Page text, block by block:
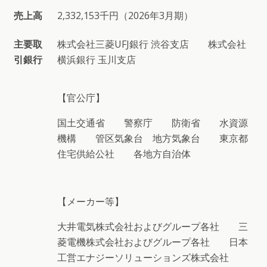
売上高 2,332,153千円（2026年3月期）
主要取
引銀行
株式会社三菱UFJ銀行 渋谷支店 株式会社
横浜銀行 玉川支店
【官公庁】
国土交通省 警察庁 防衛省 水資源
機構 管区気象台 地方気象台 東京都
住宅供給公社 各地方自治体
【メーカー等】
大井電気株式会社およびグループ各社 三
菱電機株式会社およびグループ各社 日本
工営エナジーソリューションズ株式会社